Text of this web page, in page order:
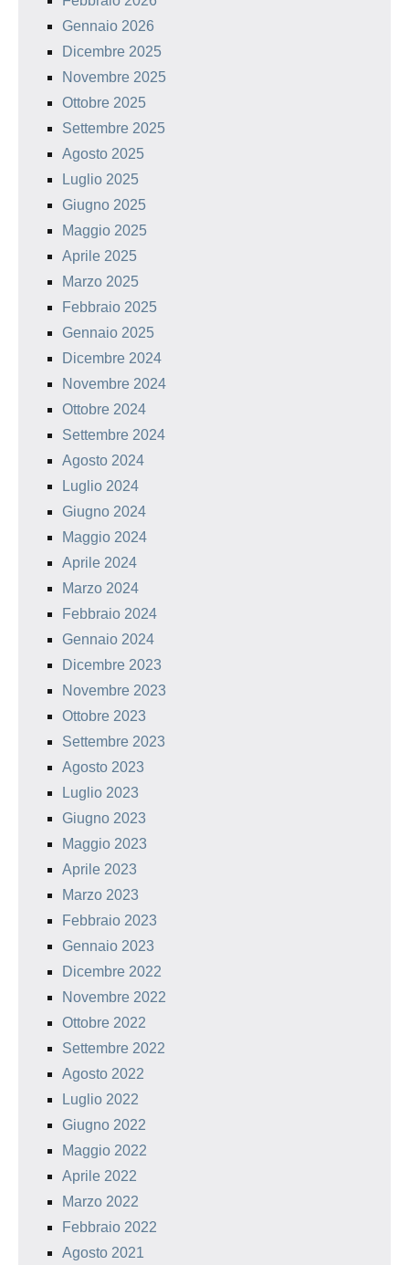
Gennaio 2026
Dicembre 2025
Novembre 2025
Ottobre 2025
Settembre 2025
Agosto 2025
Luglio 2025
Giugno 2025
Maggio 2025
Aprile 2025
Marzo 2025
Febbraio 2025
Gennaio 2025
Dicembre 2024
Novembre 2024
Ottobre 2024
Settembre 2024
Agosto 2024
Luglio 2024
Giugno 2024
Maggio 2024
Aprile 2024
Marzo 2024
Febbraio 2024
Gennaio 2024
Dicembre 2023
Novembre 2023
Ottobre 2023
Settembre 2023
Agosto 2023
Luglio 2023
Giugno 2023
Maggio 2023
Aprile 2023
Marzo 2023
Febbraio 2023
Gennaio 2023
Dicembre 2022
Novembre 2022
Ottobre 2022
Settembre 2022
Agosto 2022
Luglio 2022
Giugno 2022
Maggio 2022
Aprile 2022
Marzo 2022
Febbraio 2022
Agosto 2021